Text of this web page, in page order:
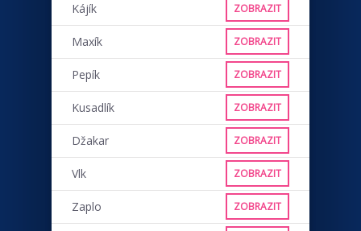
Kájík ZOBRAZIT
Maxík ZOBRAZIT
Pepík ZOBRAZIT
Kusadlík ZOBRAZIT
Džakar ZOBRAZIT
Vlk ZOBRAZIT
Zaplo ZOBRAZIT